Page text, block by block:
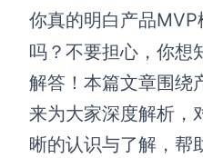
你真的明白产品
吗？不要担心，你想
解答！本篇文章围绕
来为大家深度解析，
晰的认识与了解，帮